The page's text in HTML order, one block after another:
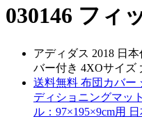
030146 フィ
アディダス 2018 日
バー付き 4XOサイズ
送料無料 布団カバー
ディショニングマッ
ル：97×195×9cm用